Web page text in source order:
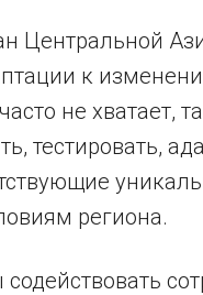
Центральной
к
не хватает,
тестировать,
региона.